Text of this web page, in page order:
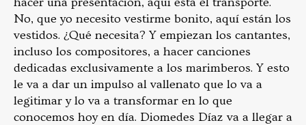
No, que yo necesito vestirme bonito, aquí están los
vestidos. ¿Qué necesita? Y empiezan los cantantes,
incluso los compositores, a hacer canciones
dedicadas exclusivamente a los marimberos. Y esto
le va a dar un impulso al vallenato que lo va a
legitimar y lo va a transformar en lo que
conocemos hoy en día. Diomedes Díaz va a llegar a